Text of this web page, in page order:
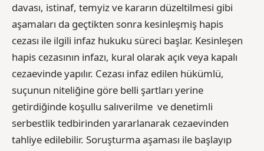
davası, istinaf, temyiz ve kararın düzeltilmesi gibi
aşamaları da geçtikten sonra kesinleşmiş hapis
cezası ile ilgili infaz hukuku süreci başlar. Kesinleşen
hapis cezasının infazı, kural olarak açık veya kapalı
cezaevinde yapılır. Cezası infaz edilen hükümlü,
suçunun niteliğine göre belli şartları yerine
getirdiğinde koşullu salıverilme ve denetimli
serbestlik tedbirinden yararlanarak cezaevinden
tahliye edilebilir. Soruşturma aşaması ile başlayıp